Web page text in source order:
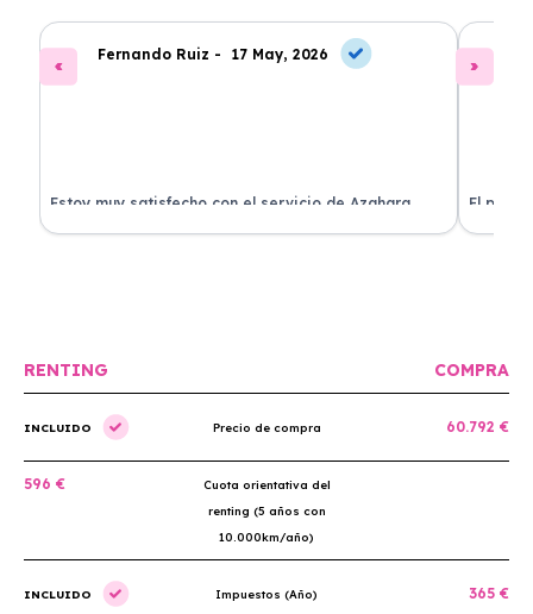
Fernando Ruiz - 17 May, 2026
Estoy muy satisfecho con el servicio de Azahara
Renting. El coche está en perfectas condiciones y el
El
llegó
RENTING COMPRA
INCLUIDO Precio de compra 60.792 €
596 €
Cuota orientativa del
renting (5 años con
10.000km/año)
INCLUIDO Impuestos (Año) 365 €